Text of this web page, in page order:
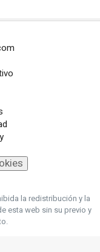
la redistribución y la
esta web sin su previo y